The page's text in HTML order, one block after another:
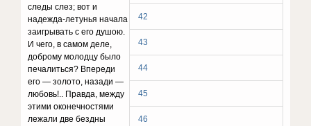
42
43
44
45
46
следы слез; вот и
надежда-ле­тунья начала
заигрывать с его душою.
И чего, в самом деле,
доброму молодцу было
печалиться? Впереди
его — золото, назади —
любовь!.. Правда, между
этими око­нечностями
лежали две бездны